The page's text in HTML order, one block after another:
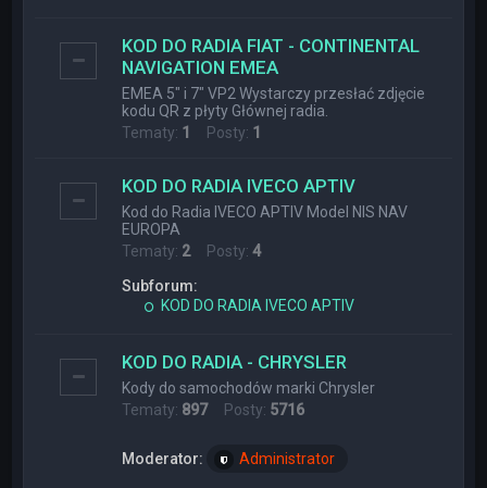
KOD DO RADIA FIAT - CONTINENTAL
NAVIGATION EMEA
EMEA 5" i 7" VP2 Wystarczy przesłać zdjęcie
kodu QR z płyty Głównej radia.
Tematy: 1 Posty: 1
KOD DO RADIA IVECO APTIV
Kod do Radia IVECO APTIV Model NIS NAV
EUROPA
Tematy: 2Posty:4
Subforum:
KOD DO RADIA IVECO APTIV
KOD DO RADIA - CHRYSLER
Kody do samochodów marki Chrysler
Tematy: 897Posty: 5716
Moderator: Administrator